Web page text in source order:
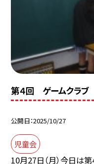
第４回 ゲームクラブ
公開日 2025/10/27
児童会
10月27日（月）今日は